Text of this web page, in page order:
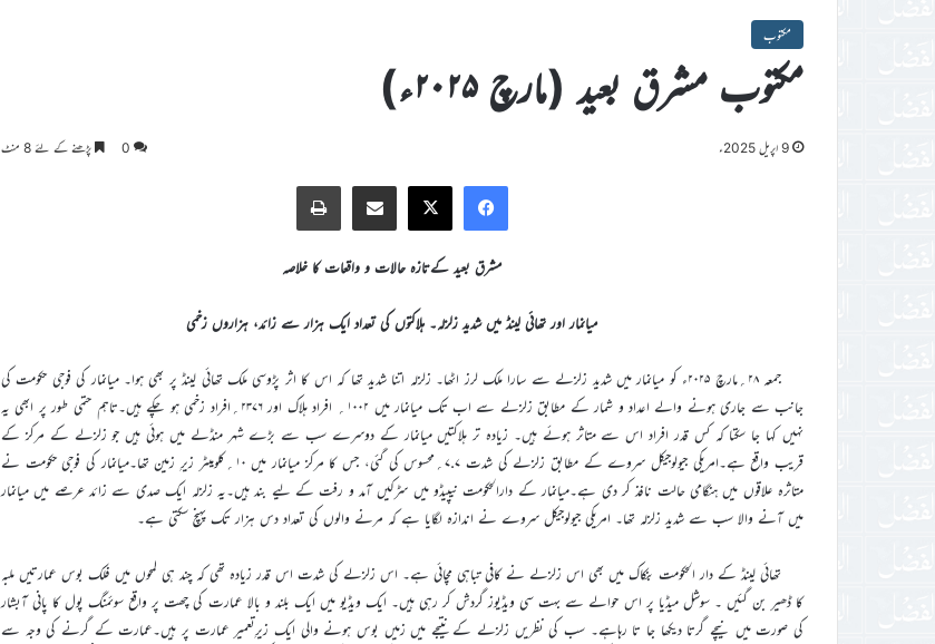
مکتوب
مکتوب مشرق بعید (مارچ ۲۰۲۵ء)
9 اپریل 2025ء 0 پڑھنے کے لئے 8 منٹ
Facebook
X
Share via Email
Print
مشرق بعید کےتازہ حالات و واقعات کا خلاصہ
میانمار اور تھائی لینڈ میں شدید زلزلہ۔ ہلاکتوں کی تعداد ایک ہزار سے زائد، ہزاروں زخمی
جمعہ ۲۸؍مارچ ۲۰۲۵ء کو میانمار میں شدید زلزلے سے سارا ملک لرز اٹھا۔ زلزلہ اتنا شدید تھا کہ اس کا اثر پڑوسی ملک تھائی لینڈ پر بھی ہوا۔ میانمار کی فوجی حکومت کی
جانب سے جاری ہونے والے اعداد و شمار کے مطابق زلزلے سے اب تک میانمار میں ۱۰۰۲؍ افراد ہلاک اور ۲۳۷۶؍افراد زخمی ہو چکے ہیں۔تاہم حتمی طور پر ابھی یہ
نہیں کہا جا سکتا کہ کس قدر افراد اس سے متاثر ہوئے ہیں۔ زیادہ تر ہلاکتیں میانمار کے دوسرے سب سے بڑے شہر منڈلے میں ہوئی ہیں جو زلزلے کے مرکز کے
قریب واقع ہے۔امریکی جیولوجیکل سروے کے مطابق زلزلے کی شدت ۷.۷؍محسوس کی گئی، جس کا مرکز میانمار میں ۱۰؍کلومیٹر زیرِ زمین تھا۔میانمار کی فوجی حکومت نے
متاثرہ علاقوں میں ہنگامی حالت نافذ کر دی ہے۔میانمار کے دارالحکومت نیپیڈو میں سڑکیں آمد و رفت کے لیے بند ہیں۔یہ زلزلہ ایک صدی سے زائد عرصے میں میانمار
میں آنے والا سب سے شدید زلزلہ تھا۔ امریکی جیولوجیکل سروے نے اندازہ لگایا ہے کہ مرنے والوں کی تعداد دس ہزار تک پہنچ سکتی ہے۔
تھائی لینڈ کے دار الحکومت بنکاک میں بھی اس زلزلے نے کافی تباہی مچائی ہے۔ اس زلزلے کی شدت اس قدر زیادہ تھی کہ چند ہی لمحوں میں فلک بوس عمارتیں ملبہ
کا ڈھیر بن گئیں ۔ سوشل میڈیا پر اس حوالے سے بہت سی ویڈیوز گردش کر رہی ہیں۔ ایک ویڈیو میں ایک بلند و بالا عمارت کی چھت پر واقع سوئمنگ پول کا پانی آبشار
کی صورت میں نیچے گرتا دیکھا جا تا رہاہے۔ سب کی نظریں زلزلے کے نتیجے میں زمیں بوس ہونے والی ایک زیرِتعمیر عمارت پر ہیں۔عمارت کے گرنے کی وجہ سے